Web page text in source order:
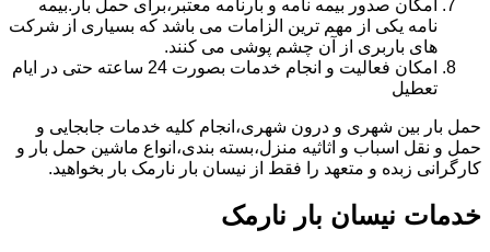
امکان صدور بیمه نامه و بارنامه معتبر،برای حمل بار.بیمه
نامه یکی از مهم ترین الزامات می باشد که بسیاری از شرکت
های باربری از آن چشم پوشی می کنند.
امکان فعالیت و انجام خدمات بصورت 24 ساعته حتی در ایام
تعطیل
حمل بار بین شهری و درون شهری،انجام کلیه خدمات جابجایی و
حمل و نقل اسباب و اثاثیه منزل،بسته بندی،انواع ماشین حمل بار و
کارگرانی زبده و متعهد را فقط از نیسان بار نارمک بار بخواهید.
خدمات نیسان بار نارمک